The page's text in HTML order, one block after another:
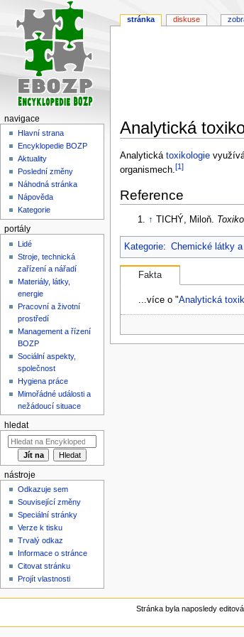
Analytická
Skočit
na
Skočit
na
Analytická toxikologievyužívá
organismech.[1]
Reference
↑ TICHÝ, Miloň.
Kategorie: Chemické látky
Fakta
...více o "Analytická
stránka diskuse
navigace
Hlavní strana
Encyklopedie BOZP
Aktuality
Poslední změny
Náhodná stránka
Nápověda
Kategorie
portály
Lidé
Stroje, technická
zařízení a nářadí
Materiály, látky,
energie
Pracovní a životní
prostředí
Management a řízení
BOZP
Sociální aspekty,
společnost
Hygiena práce
Mimořádné události a
nežádoucí situace
hledat
nástroje
Odkazuje sem
Související změny
Speciální stránky
Verze k tisku
Trvalý odkaz
Informace o stránce
Citovat stránku
Projít vlastnosti
Stránka byla naposledy